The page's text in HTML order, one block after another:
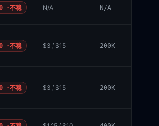
·不稳 N/A N/A
·不稳 $3 / $15 200K
·不稳 $3 / $15 200K